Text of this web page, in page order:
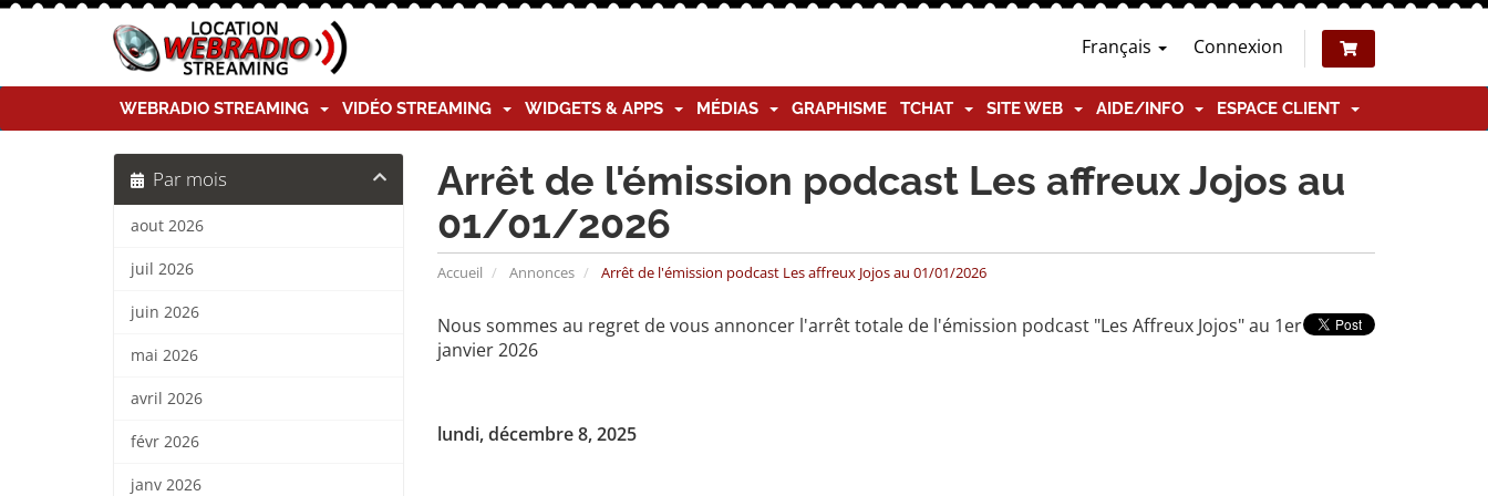
Français Connexion
WEBRADIO STREAMING VIDÉO STREAMING WIDGETS & APPS MÉDIAS GRAPHISME TCHAT SITE WEB AIDE/INFO ESPACE CLIENT
Arrêt de l'émission podcast Les affreux Jojos au
01/01/2026
Accueil Annonces Arrêt de l'émission podcast Les affreux Jojos au 01/01/2026
Par mois
aout 2026
juil 2026
juin 2026
mai 2026
avril 2026
févr 2026
janv 2026
Nous sommes au regret de vous annoncer l'arrêt totale de l'émission podcast "Les Affreux Jojos" au 1er
janvier 2026
lundi, décembre 8, 2025